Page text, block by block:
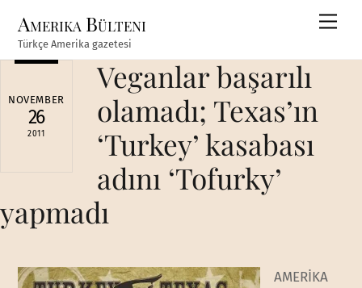
content
Amerika Bülteni
Türkçe Amerika gazetesi
NOVEMBER
26
2011
Veganlar başarılı
olamadı; Texas’ın
‘Turkey’ kasabası
adını ‘Tofurky’
yapmadı
AMERİKA